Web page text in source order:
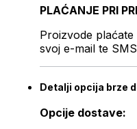
PLAĆANJE PRI
Proizvode plaćate
svoj e-mail te
Detalji opcija brze
Opcije dostave: